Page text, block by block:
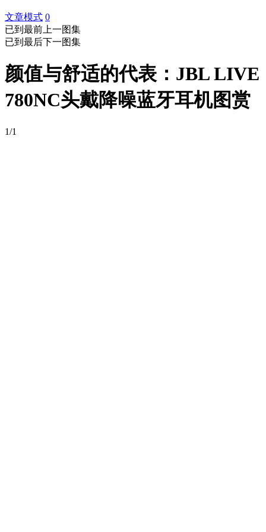
文章模式 0
已到最前 上一图集
已到最后下一图集
颜值与舒适的代表：JBL LIVE
780NC头戴降噪蓝牙耳机图赏
1/1